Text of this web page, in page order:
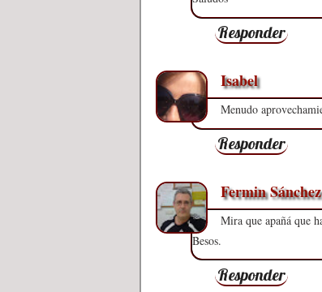
Responder
Isabel
Menudo
Responder
Fermin Sánchez
Mira que apañá que
Besos.
Responder